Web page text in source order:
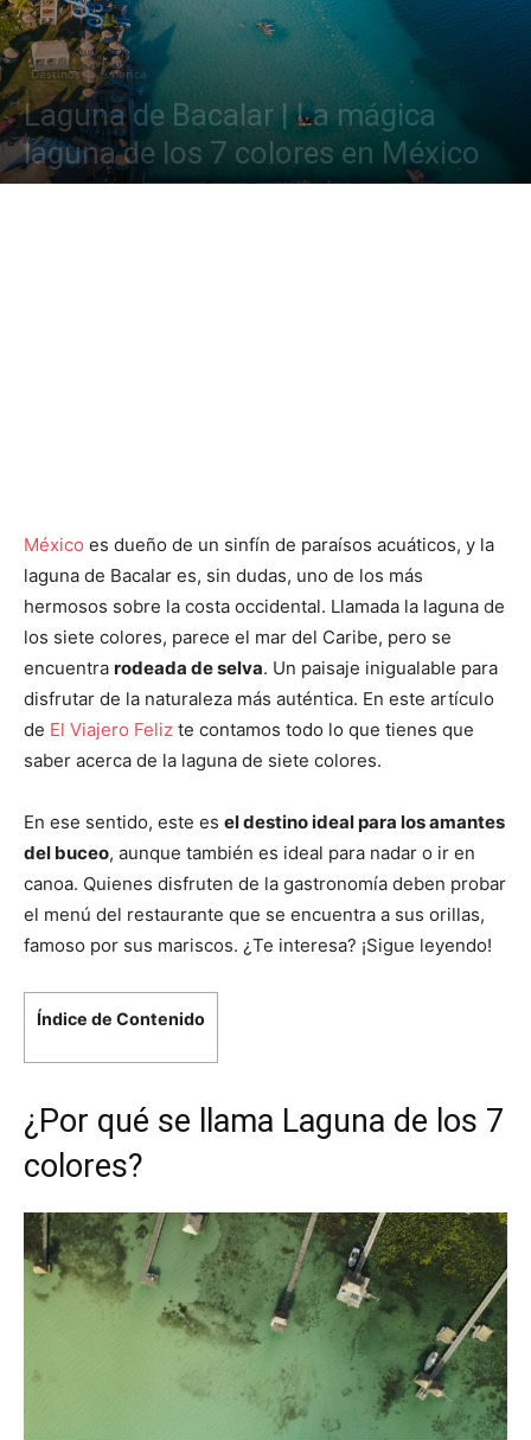
Destinos América
Laguna de Bacalar | La mágica
laguna de los 7 colores en México
México es dueño de un sinfín de paraísos acuáticos, y la
laguna de Bacalar es, sin dudas, uno de los más
hermosos sobre la costa occidental. Llamada la laguna de
los siete colores, parece el mar del Caribe, pero se
encuentra rodeada de selva. Un paisaje inigualable para
disfrutar de la naturaleza más auténtica. En este artículo
de El Viajero Feliz te contamos todo lo que tienes que
saber acerca de la laguna de siete colores.
En ese sentido, este es el destino ideal para los amantes
del buceo, aunque también es ideal para nadar o ir en
canoa. Quienes disfruten de la gastronomía deben probar
el menú del restaurante que se encuentra a sus orillas,
famoso por sus mariscos. ¿Te interesa? ¡Sigue leyendo!
Índice de Contenido
¿Por qué se llama Laguna de los 7
colores?